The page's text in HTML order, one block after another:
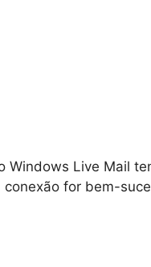
Windows Live Mail
conexão for bem-